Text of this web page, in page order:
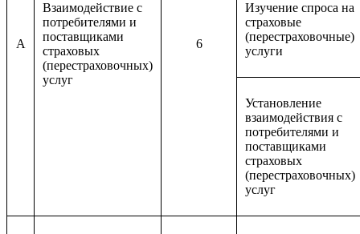
A
Взаимодействие с
потребителями и
поставщиками
страховых
(перестраховочных)
услуг
6
Изучение спроса на
страховые
(перестраховочные)
услуги
Установление
взаимодействия с
потребителями и
поставщиками
страховых
(перестраховочных)
услуг